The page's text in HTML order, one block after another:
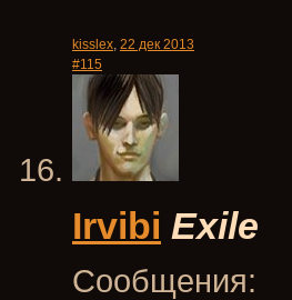
kisslex, 22 дек 2013
#115
Irvibi Exile
Сообщения: